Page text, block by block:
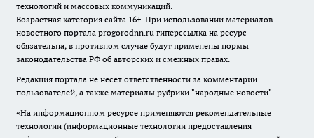
технологий и массовых коммуникаций.
Возрастная категория сайта 16+. При использовании материалов
новостного портала progorodnn.ru гиперссылка на ресурс
обязательна, в противном случае будут применены нормы
законодательства РФ об авторских и смежных правах.
Редакция портала не несет ответственности за комментарии
пользователей, а также материалы рубрики "народные новости".
«На информационном ресурсе применяются рекомендательные
технологии (информационные технологии предоставления